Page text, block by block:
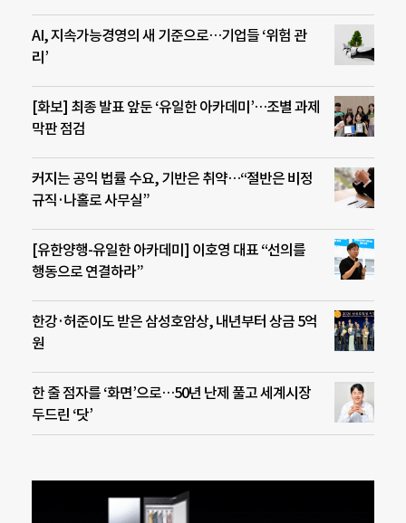
AI, 지속가능경영의 새 기준으로…기업들 ‘위험 관
리’
[화보] 최종 발표 앞둔 ‘유일한 아카데미’…조별 과제
막판 점검
커지는 공익 법률 수요, 기반은 취약…“절반은 비정
규직·나홀로 사무실”
[유한양행-유일한 아카데미] 이호영 대표 “선의를
행동으로 연결하라”
한강·허준이도 받은 삼성호암상, 내년부터 상금 5억
원
한 줄 점자를 ‘화면’으로…50년 난제 풀고 세계시장
두드린 ‘닷’